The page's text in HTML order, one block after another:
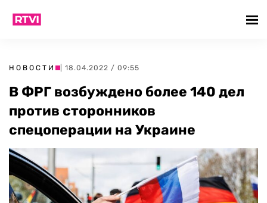
НОВОСТИ | 18.04.2022 / 09:55
В ФРГ возбуждено более 140 дел
против сторонников
спецоперации на Украине